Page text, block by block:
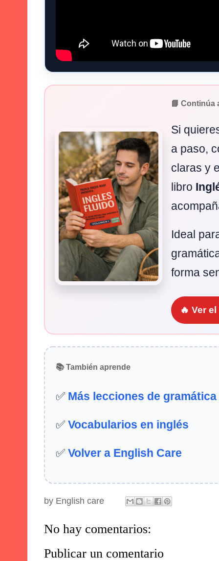
📘 Continúa
Si
a paso,
claras y
libro
Ideal
forma
🔥 Ver
📚 También aprende
✅ Más lecciones de gramática
✅ Vocabularios en inglés
✅ Volver a English Care
by English care
No hay comentarios:
Publicar un comentario